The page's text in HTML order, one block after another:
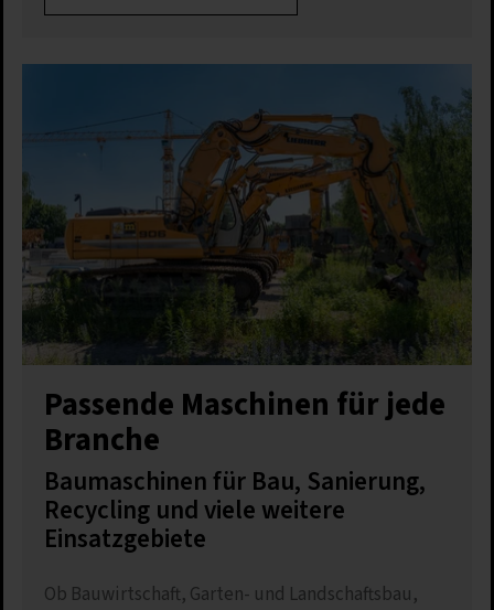
Passende Maschinen für jede
Branche
Baumaschinen für Bau, Sanierung,
Recycling und viele weitere
Einsatzgebiete
Ob Bauwirtschaft, Garten- und Landschaftsbau,